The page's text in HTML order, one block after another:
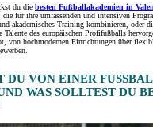
du die besten Fußballakademien in
, die für ihre umfassenden und intensiven
akademisches Training kombinieren, oder
Talente des europäischen Profifußballs
von hochmodernen Einrichtungen über
DU VON EINER
WAS SOLLTEST DU